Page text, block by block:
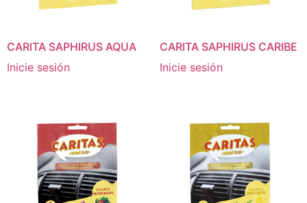
CARITA SAPHIRUS AQUA
Inicie sesión
CARITA SAPHIRUS CARIBE
Inicie sesión